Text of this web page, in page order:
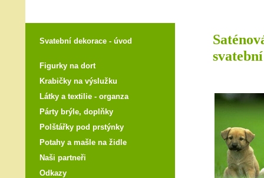
Svatební dekorace - úvod
Figurky na dort
Krabičky na výslužku
Látky a textilie - organza
Párty brýle, doplňky
Polštářky pod prstýnky
Potahy a mašle na židle
Naši partneři
Odkazy